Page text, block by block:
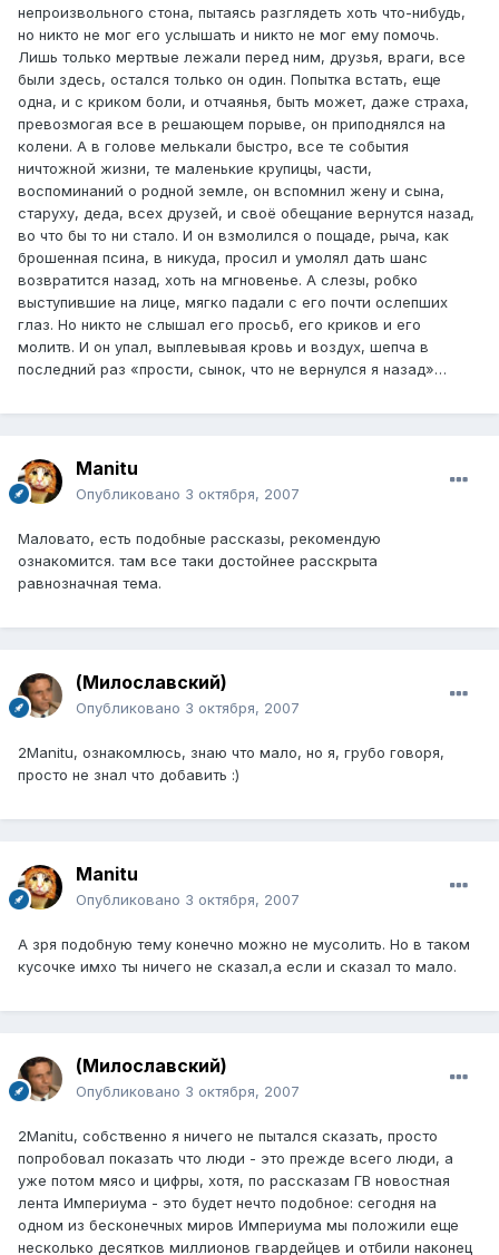
непроизвольного стона, пытаясь разглядеть хоть что-нибудь,
но никто не мог его услышать и никто не мог ему помочь.
Лишь только мертвые лежали перед ним, друзья, враги, все
были здесь, остался только он один. Попытка встать, еще
одна, и с криком боли, и отчаянья, быть может, даже страха,
превозмогая все в решающем порыве, он приподнялся на
колени. А в голове мелькали быстро, все те события
ничтожной жизни, те маленькие крупицы, части,
воспоминаний о родной земле, он вспомнил жену и сына,
старуху, деда, всех друзей, и своё обещание вернутся назад,
во что бы то ни стало. И он взмолился о пощаде, рыча, как
брошенная псина, в никуда, просил и умолял дать шанс
возвратится назад, хоть на мгновенье. А слезы, робко
выступившие на лице, мягко падали с его почти ослепших
глаз. Но никто не слышал его просьб, его криков и его
молитв. И он упал, выплевывая кровь и воздух, шепча в
последний раз «прости, сынок, что не вернулся я назад»…
Manitu
Опубликовано 3 октября, 2007
Маловато, есть подобные рассказы, рекомендую
ознакомится. там все таки достойнее расскрыта
равнозначная тема.
(Милославский)
Опубликовано 3 октября, 2007
2Manitu, ознакомлюсь, знаю что мало, но я, грубо говоря,
просто не знал что добавить :)
Manitu
Опубликовано 3 октября, 2007
А зря подобную тему конечно можно не мусолить. Но в таком
кусочке имхо ты ничего не сказал,а если и сказал то мало.
(Милославский)
Опубликовано 3 октября, 2007
2Manitu, собственно я ничего не пытался сказать, просто
попробовал показать что люди - это прежде всего люди, а
уже потом мясо и цифры, хотя, по рассказам ГВ новостная
лента Империума - это будет нечто подобное: сегодня на
одном из бесконечных миров Империума мы положили еще
несколько десятков миллионов гвардейцев и отбили наконец